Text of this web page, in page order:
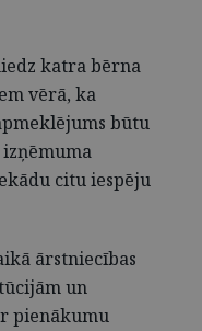
katra bērna
vērā, ka
būtu
citu iespēju
ārstniecības
un
pienākumu